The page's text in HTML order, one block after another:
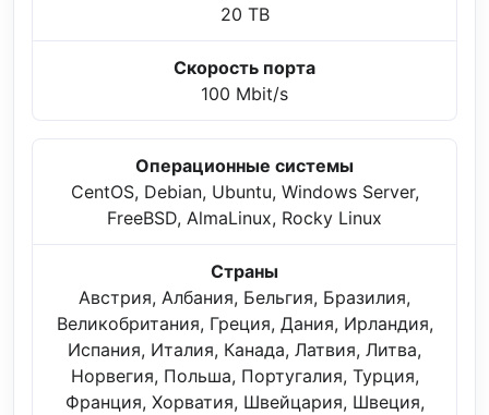
20 TB
Скорость порта
100 Mbit/s
Операционные системы
CentOS, Debian, Ubuntu, Windows Server,
FreeBSD, AlmaLinux, Rocky Linux
Страны
Австрия, Албания, Бельгия, Бразилия,
Великобритания, Греция, Дания, Ирландия,
Испания, Италия, Канада, Латвия, Литва,
Норвегия, Польша, Португалия, Турция,
Франция, Хорватия, Швейцария, Швеция,